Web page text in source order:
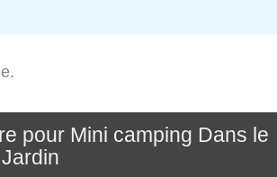
pour Mini camping Dans le
Jardin